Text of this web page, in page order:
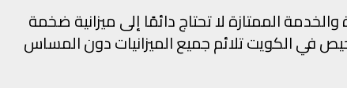
الممتازة لا تحتاج دائمًا إلى ميزانية ضخمة
في الكويت تلائم جميع الميزانيات دون المساس